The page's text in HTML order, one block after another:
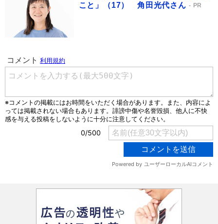
こと」（17） 角田光代さん
PR